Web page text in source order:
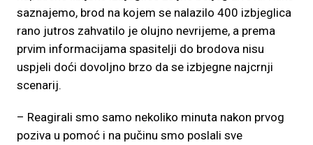
saznajemo, brod na kojem se nalazilo 400 izbjeglica
rano jutros zahvatilo je olujno nevrijeme, a prema
prvim informacijama spasitelji do brodova nisu
uspjeli doći dovoljno brzo da se izbjegne najcrnji
scenarij.
– Reagirali smo samo nekoliko minuta nakon prvog
poziva u pomoć i na pučinu smo poslali sve